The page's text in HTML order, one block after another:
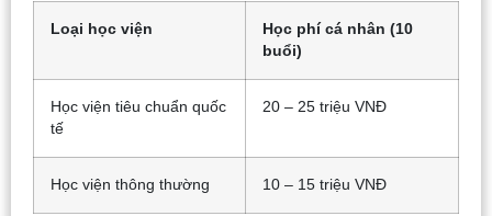
Loại học viện
Học phí cá nhân (10
buổi)
Học viện tiêu chuẩn quốc
tế
20 – 25 triệu VNĐ
Học viện thông thường 10 – 15 triệu VNĐ